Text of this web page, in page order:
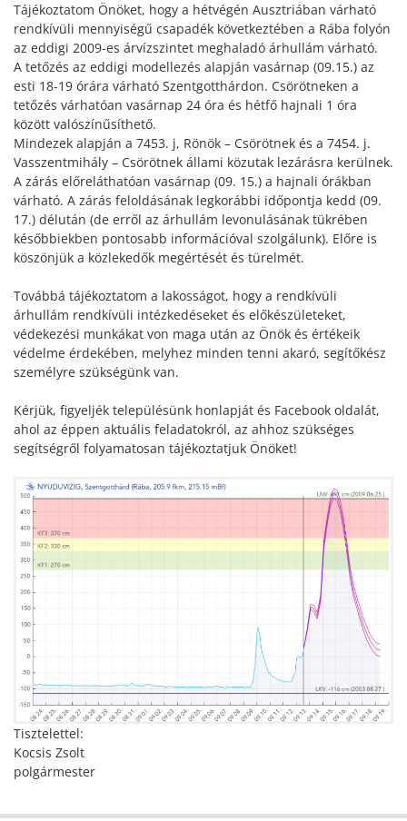
Tájékoztatom Önöket, hogy a hétvégén Ausztriában várható
rendkívüli mennyiségű csapadék következtében a Rába folyón
az eddigi 2009-es árvízszintet meghaladó árhullám várható.
A tetőzés az eddigi modellezés alapján vasárnap (09.15.) az
esti 18-19 órára várható Szentgotthárdon. Csörötneken a
tetőzés várhatóan vasárnap 24 óra és hétfő hajnali 1 óra
között valószínűsíthető.
Mindezek alapján a 7453. j, Rönök – Csörötnek és a 7454. j.
Vasszentmihály – Csörötnek állami közutak lezárásra kerülnek.
A zárás előreláthatóan vasárnap (09. 15.) a hajnali órákban
várható. A zárás feloldásának legkorábbi időpontja kedd (09.
17.) délután (de erről az árhullám levonulásának tükrében
későbbiekben pontosabb információval szolgálunk). Előre is
köszönjük a közlekedők megértését és türelmét.
Továbbá tájékoztatom a lakosságot, hogy a rendkívüli
árhullám rendkívüli intézkedéseket és előkészületeket,
védekezési munkákat von maga után az Önök és értékeik
védelme érdekében, melyhez minden tenni akaró, segítőkész
személyre szükségünk van.
Kérjük, figyeljék településünk honlapját és Facebook oldalát,
ahol az éppen aktuális feladatokról, az ahhoz szükséges
segítségről folyamatosan tájékoztatjuk Önöket!
Tisztelettel:
Kocsis Zsolt
polgármester